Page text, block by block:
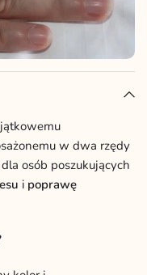
w dwa rzędy
osób poszukujących
i poprawę